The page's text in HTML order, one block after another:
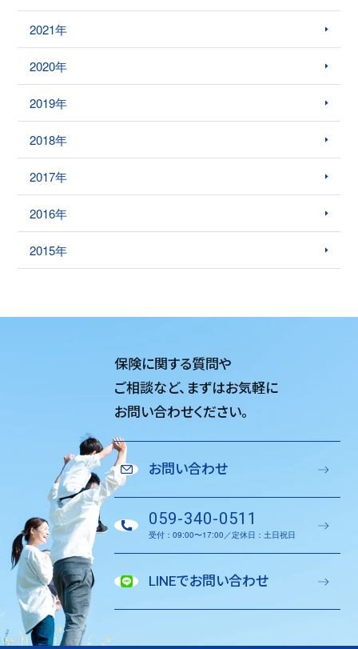
2021年
2020年
2019年
2018年
2017年
2016年
2015年
保険に関する質問や
ご相談など、 まずはお気軽に
お問い合わせください。
お問い合わせ
059-340-0511
受付：09:00〜17:00／定休日：土日祝日
LINEでお問い合わせ